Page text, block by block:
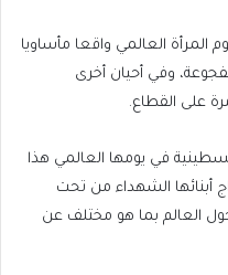
العالمي واقعا مأساويا
وفي أحيان أخرى
على القطاع.
في يومها العالمي هذا
أبنائها الشهداء من تحت
العالم بما هو مختلف عن